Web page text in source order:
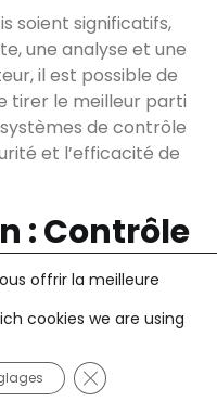
soient significatifs,
une analyse et une
il est possible de
tirer le meilleur parti
de contrôle
et l’efficacité de
: Contrôle
contrôle d’accès
concerts a
offrir la meilleure
cookies we are using
Fermer la